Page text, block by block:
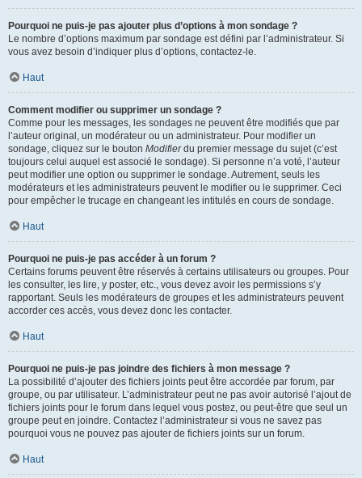
Pourquoi ne puis-je pas ajouter plus d’options à mon sondage ?
Le nombre d’options maximum par sondage est défini par l’administrateur. Si
vous avez besoin d’indiquer plus d’options, contactez-le.
Haut
Comment modifier ou supprimer un sondage ?
Comme pour les messages, les sondages ne peuvent être modifiés que par
l’auteur original, un modérateur ou un administrateur. Pour modifier un
sondage, cliquez sur le bouton Modifierdu premier message du sujet (c’est
toujours celui auquel est associé le sondage). Si personne n’a voté, l’auteur
peut modifier une option ou supprimer le sondage. Autrement, seuls les
modérateurs et les administrateurs peuvent le modifier ou le supprimer. Ceci
pour empêcher le trucage en changeant les intitulés en cours de sondage.
Haut
Pourquoi ne puis-je pas accéder à un forum ?
Certains forums peuvent être réservés à certains utilisateurs ou groupes. Pour
les consulter, les lire, y poster, etc., vous devez avoir les permissions s’y
rapportant. Seuls les modérateurs de groupes et les administrateurs peuvent
accorder ces accès, vous devez donc les contacter.
Haut
Pourquoi ne puis-je pas joindre des fichiers à mon message ?
La possibilité d’ajouter des fichiers joints peut être accordée par forum, par
groupe, ou par utilisateur. L’administrateur peut ne pas avoir autorisé l’ajout de
fichiers joints pour le forum dans lequel vous postez, ou peut-être que seul un
groupe peut en joindre. Contactez l’administrateur si vous ne savez pas
pourquoi vous ne pouvez pas ajouter de fichiers joints sur un forum.
Haut